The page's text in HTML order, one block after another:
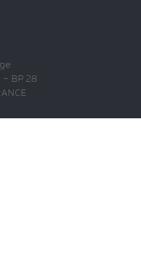
– BP 28